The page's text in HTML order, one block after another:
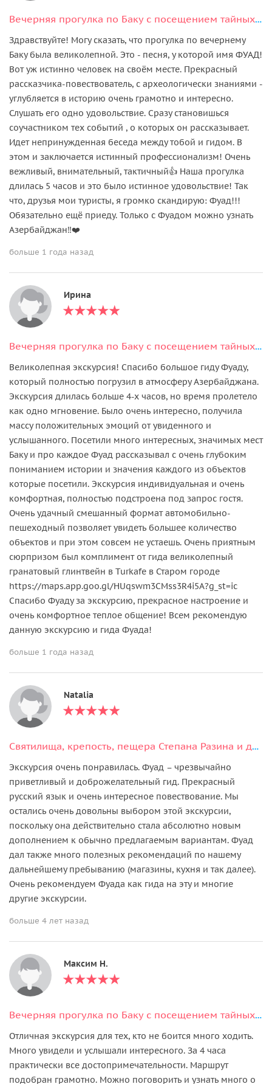
Вечерняя прогулка по Баку с посещением тайных мест
Здравствуйте! Могу сказать, что прогулка по вечернему
Баку была великолепной. Это - песня, у которой имя ФУАД!
Вот уж истинно человек на своём месте. Прекрасный
рассказчика-повествователь, с археологически знаниями -
углубляется в историю очень грамотно и интересно.
Слушать его одно удовольствие. Сразу становишься
соучастником тех событий , о которых он рассказывает.
Идет непринужденная беседа между тобой и гидом. В
этом и заключается истинный профессионализм! Очень
вежливый, внимательный, тактичный👍 Наша прогулка
длилась 5 часов и это было истинное удовольствие! Так
что, друзья мои туристы, я громко скандирую: Фуад!!!
Обязательно ещё приеду. Только с Фуадом можно узнать
Азербайджан‼️❤️
больше 1 года назад
Ирина
Вечерняя прогулка по Баку с посещением тайных мест
Великолепная экскурсия! Спасибо большое гиду Фуаду,
который полностью погрузил в атмосферу Азербайджана.
Экскурсия длилась больше 4-х часов, но время пролетело
как одно мгновение. Было очень интересно, получила
массу положительных эмоций от увиденного и
услышанного. Посетили много интересных, значимых мест
Баку и про каждое Фуад рассказывал с очень глубоким
пониманием истории и значения каждого из объектов
которые посетили. Экскурсия индивидуальная и очень
комфортная, полностью подстроена под запрос гостя.
Очень удачный смешанный формат автомобильно-
пешеходный позволяет увидеть большее количество
объектов и при этом совсем не устаешь. Очень приятным
сюрпризом был комплимент от гида великолепный
гранатовый глинтвейн в Turkafe в Старом городе
https://maps.app.goo.gl/HUqswm3CMss3R4i5A?g_st=ic
Спасибо Фуаду за экскурсию, прекрасное настроение и
очень комфортное теплое общение! Всем рекомендую
данную экскурсию и гида Фуада!
больше 1 года назад
Natalia
Святилища, крепость, пещера Степана Разина и другие «нетуристические места»
Экскурсия очень понравилась. Фуад – чрезвычайно
приветливый и доброжелательный гид. Прекрасный
русский язык и очень интересное повествование. Мы
остались очень довольны выбором этой экскурсии,
поскольку она действительно стала абсолютно новым
дополнением к обычно предлагаемым вариантам. Фуад
дал также много полезных рекомендаций по нашему
дальнейшему пребыванию (магазины, кухня и так далее).
Очень рекомендуем Фуада как гида на эту и многие
другие экскурсии.
больше 4 лет назад
Максим Н.
Вечерняя прогулка по Баку с посещением тайных мест
Отличная экскурсия для тех, кто не боится много ходить.
Много увидели и услышали интересного. За 4 часа
практически все достопримечательности. Маршрут
подобран грамотно. Можно поговорить и узнать много о